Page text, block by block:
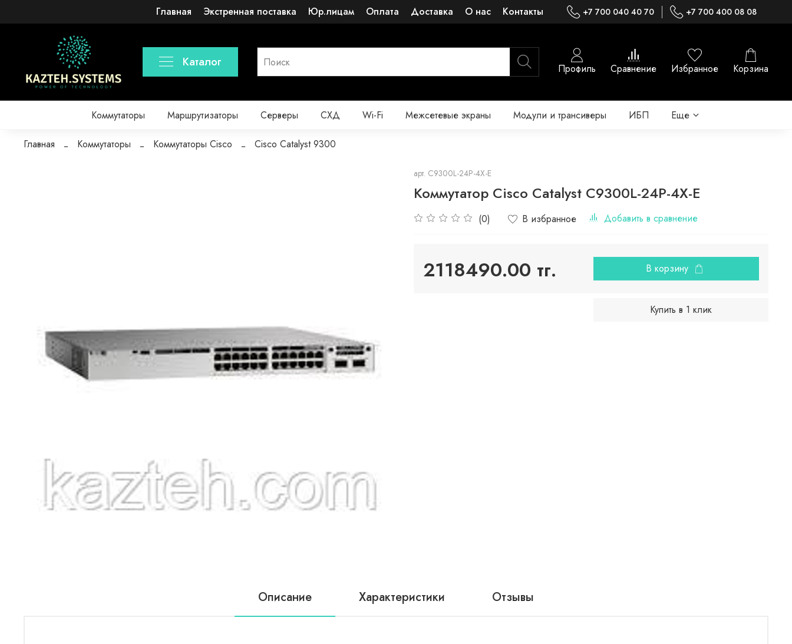
Главная Экстренная поставка Юр.лицам Оплата Доставка О нас Контакты +7 700 040 40 70 +7 700 400 08 08
Каталог Профиль Сравнение Избранное Корзина
Коммутаторы Маршрутизаторы Серверы СХД Wi-Fi Межсетевые экраны Модули и трансиверы ИБП Еще
Главная Коммутаторы Коммутаторы Cisco Cisco Catalyst 9300
арт. C9300L-24P-4X-E
Коммутатор Cisco Catalyst C9300L-24P-4X-E
(0) В избранное Добавить в сравнение
2118490.00 тг. В корзину
Купить в 1 клик
Описание Характеристики Отзывы